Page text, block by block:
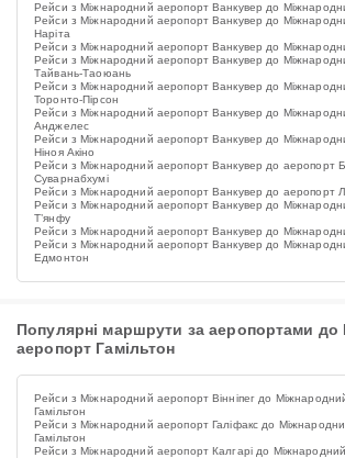
Рейси з Міжнародний аеропорт Ванкувер до
Рейси з Міжнародний аеропорт Ванкувер до
Наріта
Рейси з Міжнародний аеропорт Ванкувер до
Рейси з Міжнародний аеропорт Ванкувер до
Тайвань-Таоюань
Рейси з Міжнародний аеропорт Ванкувер до
Торонто-Пірсон
Рейси з Міжнародний аеропорт Ванкувер до
Анджелес
Рейси з Міжнародний аеропорт Ванкувер до
Ніноя Акіно
Рейси з Міжнародний аеропорт Ванкувер до аеропорт
Суварнабхумі
Рейси з Міжнародний аеропорт Ванкувер до аеропорт
Рейси з Міжнародний аеропорт Ванкувер до
Т’янфу
Рейси з Міжнародний аеропорт Ванкувер до
Рейси з Міжнародний аеропорт Ванкувер до
Едмонтон
Популярні маршрути за аеропортами до
аеропорт Гамільтон
Рейси з Міжнародний аеропорт Вінніпег до
Гамільтон
Рейси з Міжнародний аеропорт Галіфакс до
Гамільтон
Рейси з Міжнародний аеропорт Калгарі до